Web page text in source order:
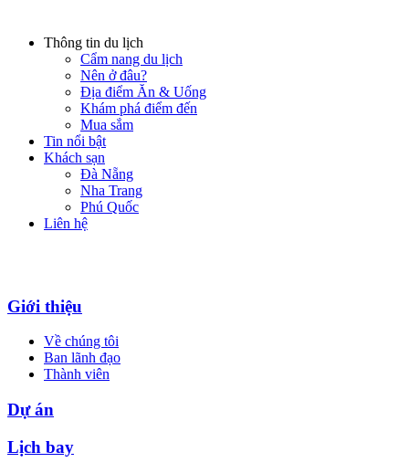
Thông tin du lịch
Cẩm nang du lịch
Nên ở đâu?
Địa điểm Ăn & Uống
Khám phá điểm đến
Mua sắm
Tin nổi bật
Khách sạn
Đà Nẵng
Nha Trang
Phú Quốc
Liên hệ
Giới thiệu
Về chúng tôi
Ban lãnh đạo
Thành viên
Dự án
Lịch bay